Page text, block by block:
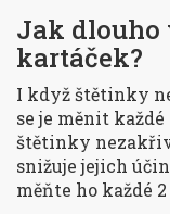
Jak dlouho
kartáček?
I když štětinky
se je měnit každé
štětinky
snižuje jejich
měňte ho každé